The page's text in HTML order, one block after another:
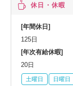
休日・休暇
[年間休日]
125日
[年次有給休暇]
20日
土曜日 日曜日